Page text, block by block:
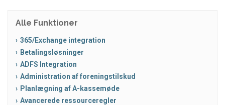
Alle Funktioner
365/Exchange integration
Betalingsløsninger
ADFS Integration
Administration af foreningstilskud
Planlægning af A-kassemøde
Avancerede ressourceregler